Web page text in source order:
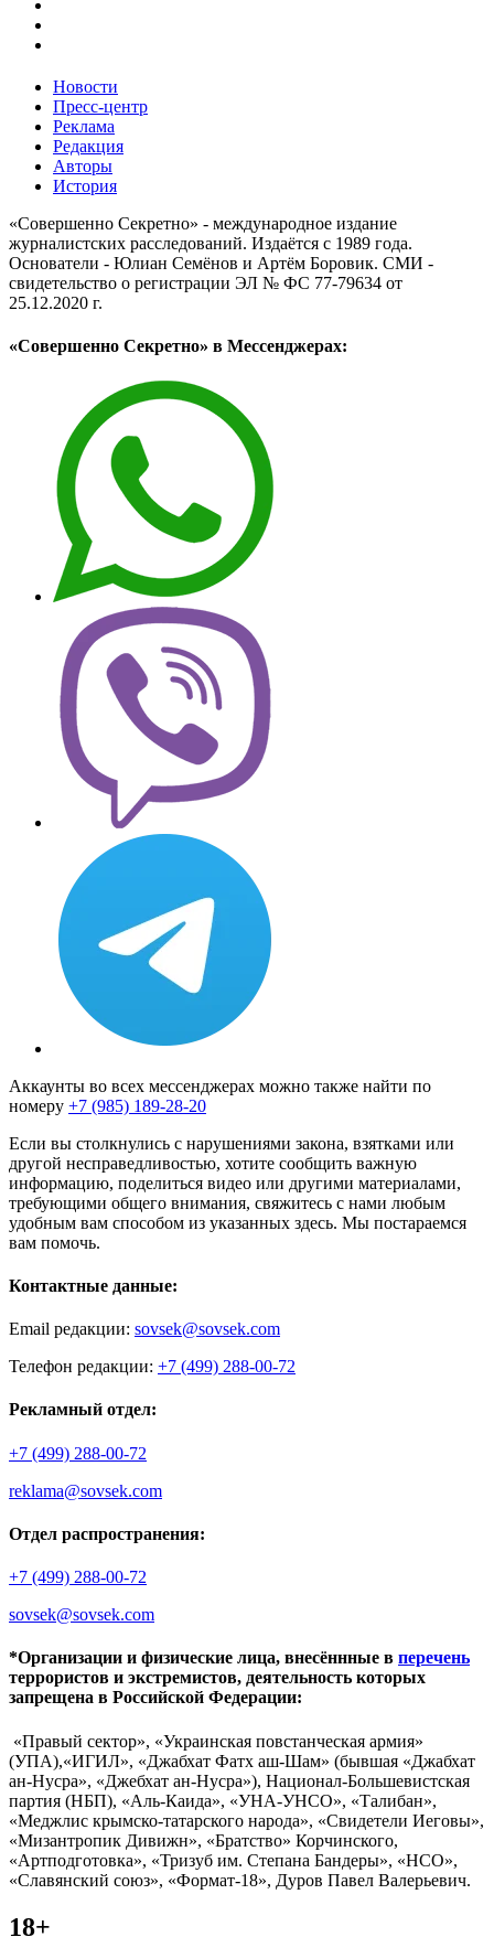
Новости
Пресс-центр
Реклама
Редакция
Авторы
История
«Совершенно Секретно» - международное издание
журналистских расследований. Издаётся с 1989 года.
Основатели - Юлиан Семёнов и Артём Боровик. CМИ -
свидетельство о регистрации ЭЛ № ФС 77-79634 от
25.12.2020 г.
«Совершенно Секретно» в Мессенджерах:
Аккаунты во всех мессенджерах можно также найти по
номеру +7 (985) 189-28-20
Если вы столкнулись с нарушениями закона, взятками или
другой несправедливостью, хотите сообщить важную
информацию, поделиться видео или другими материалами,
требующими общего внимания, свяжитесь с нами любым
удобным вам способом из указанных здесь. Мы постараемся
вам помочь.
Контактные данные:
Email редакции: sovsek@sovsek.com
Телефон редакции: +7 (499) 288-00-72
Рекламный отдел:
+7 (499) 288-00-72
reklama@sovsek.com
Отдел распространения:
+7 (499) 288-00-72
sovsek@sovsek.com
*Организации и физические лица, внесённные в перечень
террористов и экстремистов, деятельность которых
запрещена в Российской Федерации:
«Правый сектор», «Украинская повстанческая армия»
(УПА),«ИГИЛ», «Джабхат Фатх аш-Шам» (бывшая «Джабхат
ан-Нусра», «Джебхат ан-Нусра»), Национал-Большевистская
партия (НБП), «Аль-Каида», «УНА-УНСО», «Талибан»,
«Меджлис крымско-татарского народа», «Свидетели Иеговы»,
«Мизантропик Дивижн», «Братство» Корчинского,
«Артподготовка», «Тризуб им. Степана Бандеры», «НСО»,
«Славянский союз», «Формат-18», Дуров Павел Валерьевич.
18+